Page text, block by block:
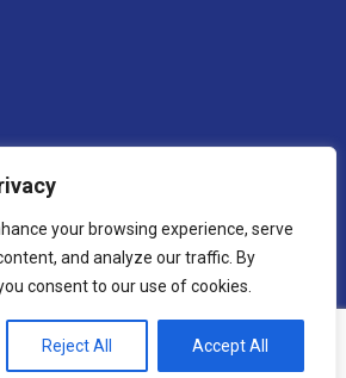
your browsing experience, serve
and analyze our traffic. By
consent to our use of cookies.
Reject All Accept All
Epe